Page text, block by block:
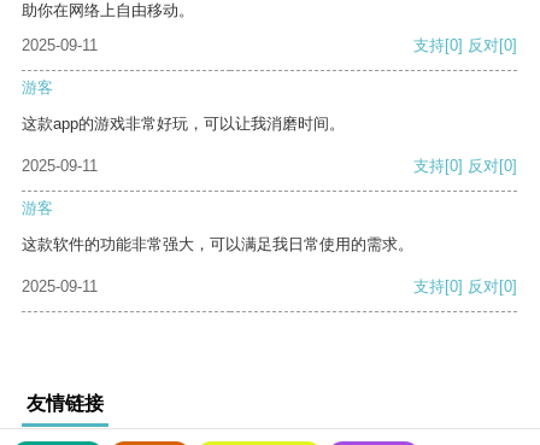
助你在网络上自由移动。
2025-09-11
支持[0] 反对[0]
游客
这款app的游戏非常好玩，可以让我消磨时间。
2025-09-11 支持[0] 反对[0]
游客
这款软件的功能非常强大，可以满足我日常使用的需求。
2025-09-11 支持[0] 反对[0]
友情链接